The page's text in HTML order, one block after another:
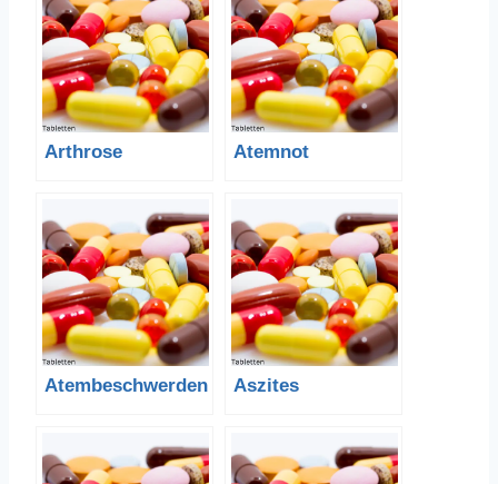
Arthrose Atemnot
Atembeschwerden Aszites